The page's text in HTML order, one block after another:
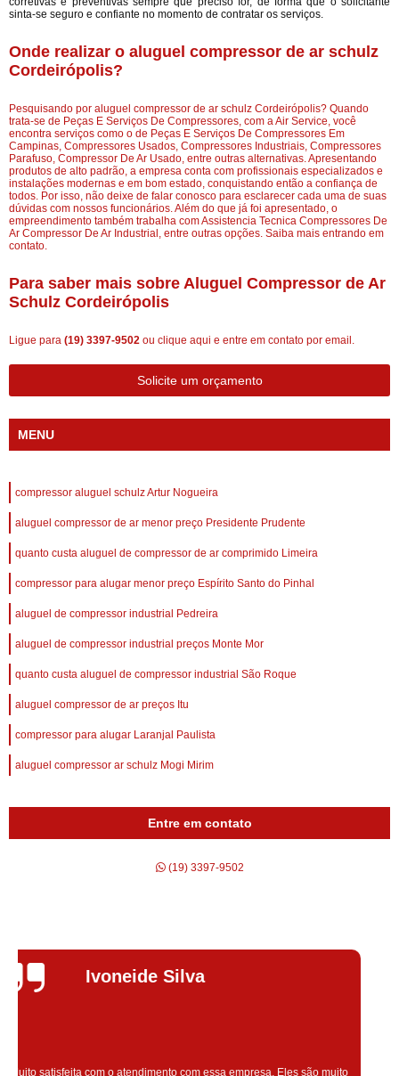
sinta-se seguro e confiante no momento de contratar os serviços.
Onde realizar o aluguel compressor de ar schulz
Cordeirópolis?
Pesquisando por aluguel compressor de ar schulz Cordeirópolis? Quando
trata-se de Peças E Serviços De Compressores, com a Air Service, você
encontra serviços como o de Peças E Serviços De Compressores Em
Campinas, Compressores Usados, Compressores Industriais, Compressores
Parafuso, Compressor De Ar Usado, entre outras alternativas. Apresentando
produtos de alto padrão, a empresa conta com profissionais especializados e
instalações modernas e em bom estado, conquistando então a confiança de
todos. Por isso, não deixe de falar conosco para esclarecer cada uma de suas
dúvidas com nossos funcionários. Além do que já foi apresentado, o
empreendimento também trabalha com Assistencia Tecnica Compressores De
Ar Compressor De Ar Industrial, entre outras opções. Saiba mais entrando em
contato.
Para saber mais sobre Aluguel Compressor de Ar
Schulz Cordeirópolis
Ligue para (19) 3397-9502 ou clique aqui e entre em contato por email.
Solicite um orçamento
MENU
compressor aluguel schulz Artur Nogueira
aluguel compressor de ar menor preço Presidente Prudente
quanto custa aluguel de compressor de ar comprimido Limeira
compressor para alugar menor preço Espírito Santo do Pinhal
aluguel de compressor industrial Pedreira
aluguel de compressor industrial preços Monte Mor
quanto custa aluguel de compressor industrial São Roque
aluguel compressor de ar preços Itu
compressor para alugar Laranjal Paulista
aluguel compressor ar schulz Mogi Mirim
Entre em contato
(19) 3397-9502
Silvana Alves
Super satisfeita com o serviço prestado, atendimento muito bom!